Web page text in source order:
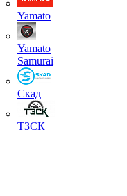
Yamato
Yamato
Samurai
Скад
ТЗСК